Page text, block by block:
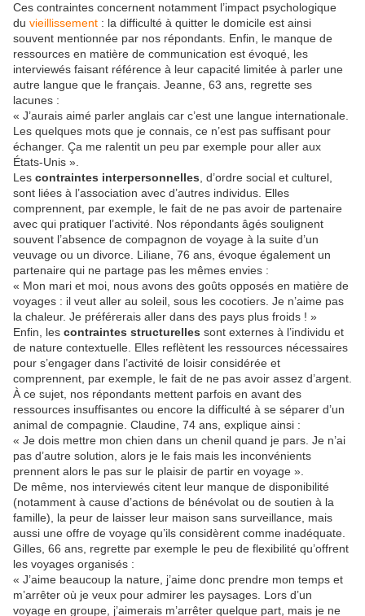
Ces contraintes concernent notamment l’impact psychologique
du vieillissement : la difficulté à quitter le domicile est ainsi
souvent mentionnée par nos répondants. Enfin, le manque de
ressources en matière de communication est évoqué, les
interviewés faisant référence à leur capacité limitée à parler une
autre langue que le français. Jeanne, 63 ans, regrette ses
lacunes :
« J’aurais aimé parler anglais car c’est une langue internationale.
Les quelques mots que je connais, ce n’est pas suffisant pour
échanger. Ça me ralentit un peu par exemple pour aller aux
États-Unis ».
Les contraintes interpersonnelles, d’ordre social et culturel,
sont liées à l’association avec d’autres individus. Elles
comprennent, par exemple, le fait de ne pas avoir de partenaire
avec qui pratiquer l’activité. Nos répondants âgés soulignent
souvent l’absence de compagnon de voyage à la suite d’un
veuvage ou un divorce. Liliane, 76 ans, évoque également un
partenaire qui ne partage pas les mêmes envies :
« Mon mari et moi, nous avons des goûts opposés en matière de
voyages : il veut aller au soleil, sous les cocotiers. Je n’aime pas
la chaleur. Je préférerais aller dans des pays plus froids ! »
Enfin, les contraintes structurelles sont externes à l’individu et
de nature contextuelle. Elles reflètent les ressources nécessaires
pour s’engager dans l’activité de loisir considérée et
comprennent, par exemple, le fait de ne pas avoir assez d’argent.
À ce sujet, nos répondants mettent parfois en avant des
ressources insuffisantes ou encore la difficulté à se séparer d’un
animal de compagnie. Claudine, 74 ans, explique ainsi :
« Je dois mettre mon chien dans un chenil quand je pars. Je n’ai
pas d’autre solution, alors je le fais mais les inconvénients
prennent alors le pas sur le plaisir de partir en voyage ».
De même, nos interviewés citent leur manque de disponibilité
(notamment à cause d’actions de bénévolat ou de soutien à la
famille), la peur de laisser leur maison sans surveillance, mais
aussi une offre de voyage qu’ils considèrent comme inadéquate.
Gilles, 66 ans, regrette par exemple le peu de flexibilité qu’offrent
les voyages organisés :
« J’aime beaucoup la nature, j’aime donc prendre mon temps et
m’arrêter où je veux pour admirer les paysages. Lors d’un
voyage en groupe, j’aimerais m’arrêter quelque part, mais je ne